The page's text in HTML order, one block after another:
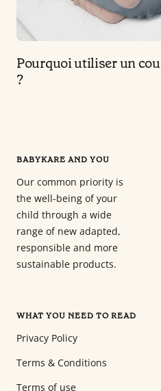
Pourquoi utiliser un
?
BABYKARE AND YOU
Our common priority is
the well-being of your
child through a wide
range of new adapted,
responsible and more
sustainable products.
WHAT YOU NEED TO READ
Privacy Policy
Terms & Conditions
Terms of use